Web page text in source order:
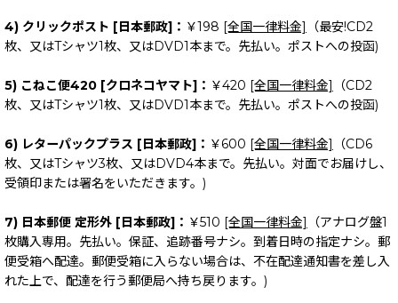
4) クリックポスト [日本郵政]： ￥198 [全国一律料金]
（最安!CD2
枚、又はTシャツ1枚、又はDVD1本まで。先払い。ポストへの投函)
5) こねこ便420 [クロネコヤマト]： ￥420 [全国一律料金]
（CD2
枚、又はTシャツ1枚、又はDVD1本まで。先払い。ポストへの投函)
6) レターパックプラス [日本郵政]： ￥600 [全国一律料金]
（CD6
枚、又はTシャツ3枚、又はDVD4本まで。先払い。対面でお届けし、
受領印または署名をいただきます。)
7) 日本郵便 定形外 [日本郵政]： ￥510 [全国一律料金]
（アナログ盤1
枚購入専用。先払い。保証、追跡番号ナシ。到着日時の指定ナシ。郵
便受箱へ配達。郵便受箱に入らない場合は、不在配達通知書を差し入
れた上で、配達を行う郵便局へ持ち戻ります。)